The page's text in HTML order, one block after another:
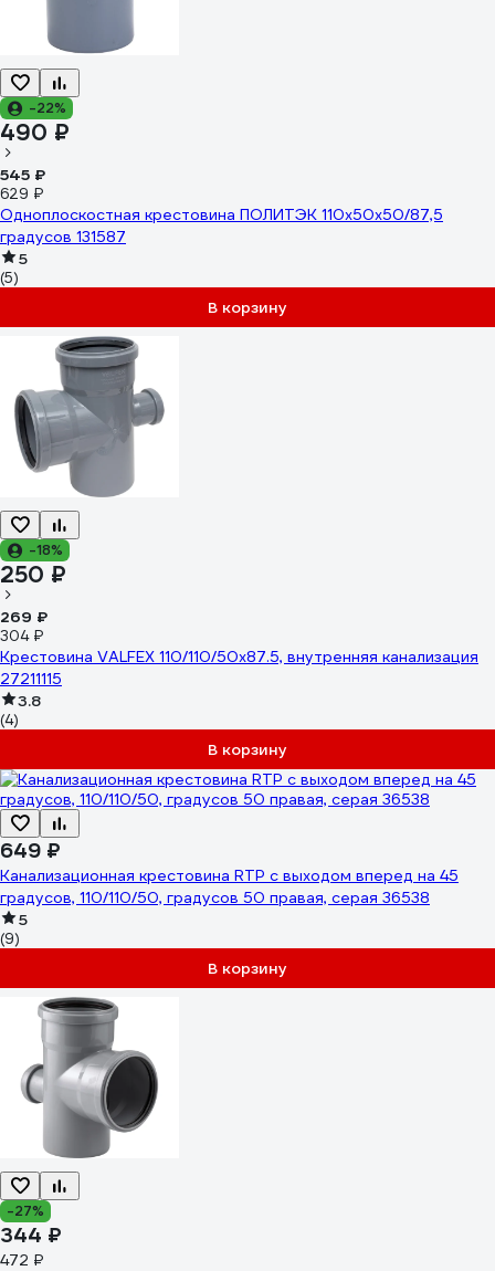
-22%
490 ₽
545 ₽
629 ₽
Одноплоскостная крестовина ПОЛИТЭК 110x50x50/87,5
градусов 131587
5
(5)
В корзину
-18%
250 ₽
269 ₽
304 ₽
Крестовина VALFEX 110/110/50x87.5, внутренняя канализация
27211115
3.8
(4)
В корзину
649 ₽
Канализационная крестовина RTP с выходом вперед на 45
градусов, 110/110/50, градусов 50 правая, серая 36538
5
(9)
В корзину
-27%
344 ₽
472 ₽